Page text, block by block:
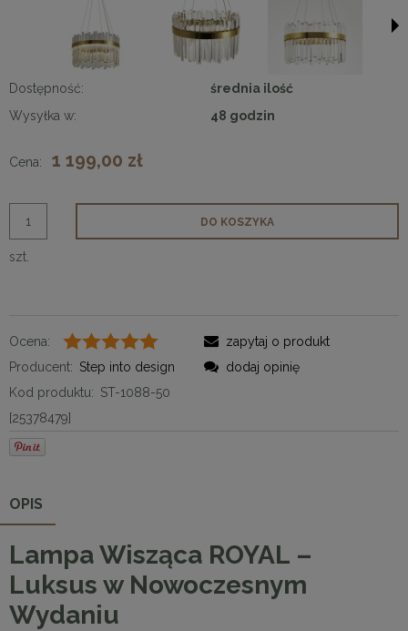
Dostępność:
średnia ilość
Wysyłka w:
48 godzin
Cena: 1 199,00 zł
szt.
DO KOSZYKA
Ocena:
Producent: Step into design
Kod produktu: ST-1088-50
[25378479]
zapytaj o produkt
dodaj opinię
OPIS
Lampa Wisząca ROYAL –
Luksus w Nowoczesnym
Wydaniu